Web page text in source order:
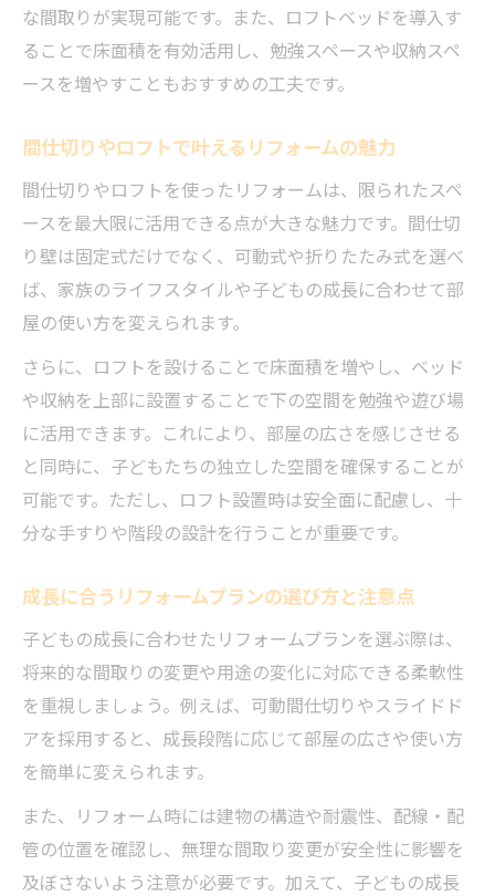
な間取りが実現可能です。また、ロフトベッドを導入す
ることで床面積を有効活用し、勉強スペースや収納スペ
ースを増やすこともおすすめの工夫です。
間仕切りやロフトで叶えるリフォームの魅力
間仕切りやロフトを使ったリフォームは、限られたスペ
ースを最大限に活用できる点が大きな魅力です。間仕切
り壁は固定式だけでなく、可動式や折りたたみ式を選べ
ば、家族のライフスタイルや子どもの成長に合わせて部
屋の使い方を変えられます。
さらに、ロフトを設けることで床面積を増やし、ベッド
や収納を上部に設置することで下の空間を勉強や遊び場
に活用できます。これにより、部屋の広さを感じさせる
と同時に、子どもたちの独立した空間を確保することが
可能です。ただし、ロフト設置時は安全面に配慮し、十
分な手すりや階段の設計を行うことが重要です。
成長に合うリフォームプランの選び方と注意点
子どもの成長に合わせたリフォームプランを選ぶ際は、
将来的な間取りの変更や用途の変化に対応できる柔軟性
を重視しましょう。例えば、可動間仕切りやスライドド
アを採用すると、成長段階に応じて部屋の広さや使い方
を簡単に変えられます。
また、リフォーム時には建物の構造や耐震性、配線・配
管の位置を確認し、無理な間取り変更が安全性に影響を
及ぼさないよう注意が必要です。加えて、子どもの成長